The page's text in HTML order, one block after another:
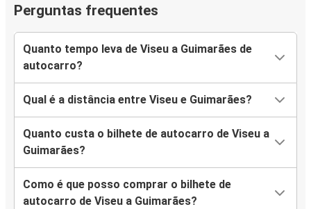
Perguntas frequentes
Quanto tempo leva de Viseu a Guimarães de
autocarro?
Qual é a distância entre Viseu e Guimarães?
Quanto custa o bilhete de autocarro de Viseu a
Guimarães?
Como é que posso comprar o bilhete de
autocarro de Viseu a Guimarães?